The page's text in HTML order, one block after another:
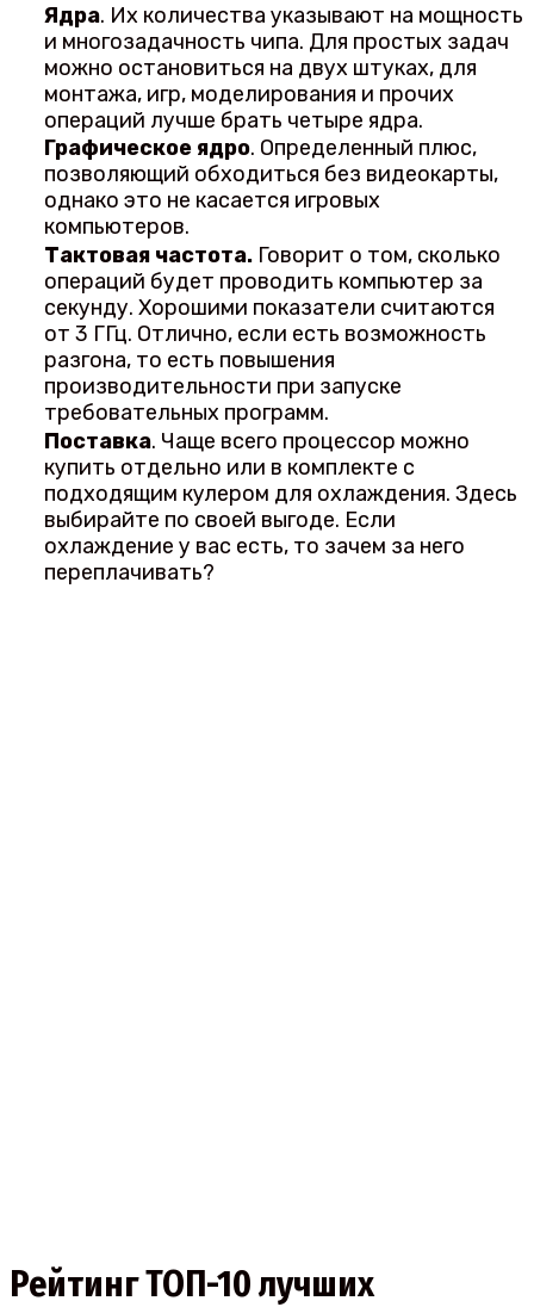
Ядра. Их количества указывают на мощность
и многозадачность чипа. Для простых задач
можно остановиться на двух штуках, для
монтажа, игр, моделирования и прочих
операций лучше брать четыре ядра.
Графическое ядро. Определенный плюс,
позволяющий обходиться без видеокарты,
однако это не касается игровых
компьютеров.
Тактовая частота.Говорит о том, сколько
операций будет проводить компьютер за
секунду. Хорошими показатели считаются
от 3 ГГц. Отлично, если есть возможность
разгона, то есть повышения
производительности при запуске
требовательных программ.
Поставка. Чаще всего процессор можно
купить отдельно или в комплекте с
подходящим кулером для охлаждения. Здесь
выбирайте по своей выгоде. Если
охлаждение у вас есть, то зачем за него
переплачивать?
Рейтинг ТОП-10 лучших